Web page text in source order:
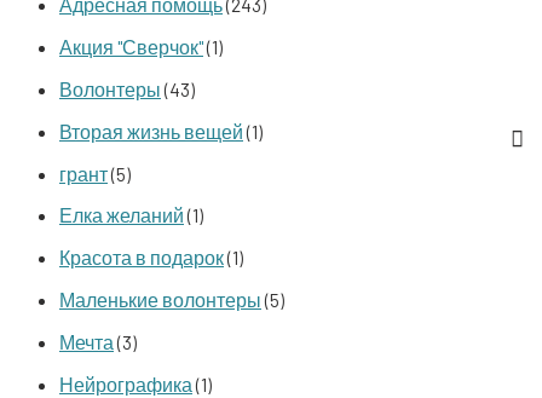
Акция "Сверчок"(1)
Волонтеры(43)
Вторая жизнь вещей(1)
грант(5)
Елка желаний(1)
Красота в подарок(1)
Маленькие волонтеры(5)
Мечта(3)
Нейрографика(1)